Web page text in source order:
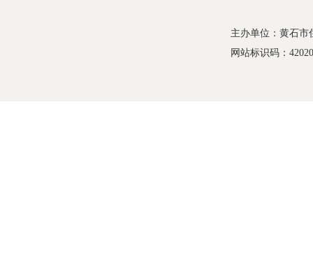
主办单位：黄石市
网站标识码：